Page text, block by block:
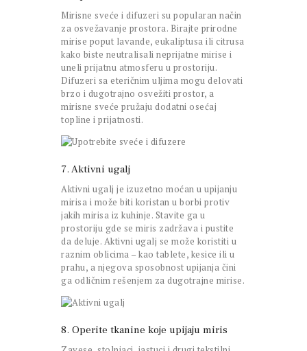
Mirisne sveće i difuzeri su popularan način
za osvežavanje prostora. Birajte prirodne
mirise poput lavande, eukaliptusa ili citrusa
kako biste neutralisali neprijatne mirise i
uneli prijatnu atmosferu u prostoriju.
Difuzeri sa eteričnim uljima mogu delovati
brzo i dugotrajno osvežiti prostor, a
mirisne sveće pružaju dodatni osećaj
topline i prijatnosti.
7. Aktivni ugalj
Aktivni ugalj je izuzetno moćan u upijanju
mirisa i može biti koristan u borbi protiv
jakih mirisa iz kuhinje. Stavite ga u
prostoriju gde se miris zadržava i pustite
da deluje. Aktivni ugalj se može koristiti u
raznim oblicima – kao tablete, kesice ili u
prahu, a njegova sposobnost upijanja čini
ga odličnim rešenjem za dugotrajne mirise.
8. Operite tkanine koje upijaju miris